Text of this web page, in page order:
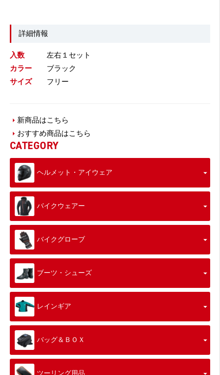
詳細情報
入数
左右１セット
カラー
ブラック
サイズ
フリー
新商品はこちら
おすすめ商品はこちら
CATEGORY
ヘルメット・アイウェア
バイクウェアー
バイクグローブ
ブーツ・シューズ
レインギア
バッグ＆ＢＯＸ
ツーリング用品